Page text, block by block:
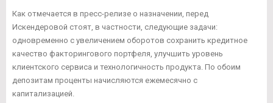
Как отмечается в пресс-релизе о назначении, перед
Искендеровой стоят, в частности, следующие задачи:
одновременно с увеличением оборотов сохранить кредитное
качество факторингового портфеля, улучшить уровень
клиентского сервиса и технологичность продукта. По обоим
депозитам проценты начисляются ежемесячно с
капитализацией.